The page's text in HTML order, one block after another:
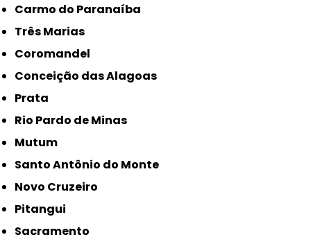
Carmo do Paranaíba
Três Marias
Coromandel
Conceição das Alagoas
Prata
Rio Pardo de Minas
Mutum
Santo Antônio do Monte
Novo Cruzeiro
Pitangui
Sacramento